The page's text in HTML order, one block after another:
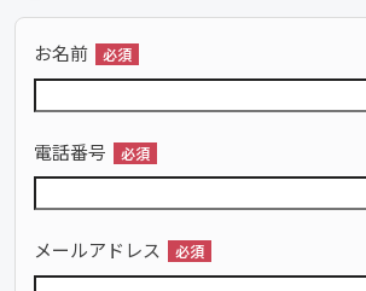
お名前 必須
電話番号 必須
メールアドレス 必須